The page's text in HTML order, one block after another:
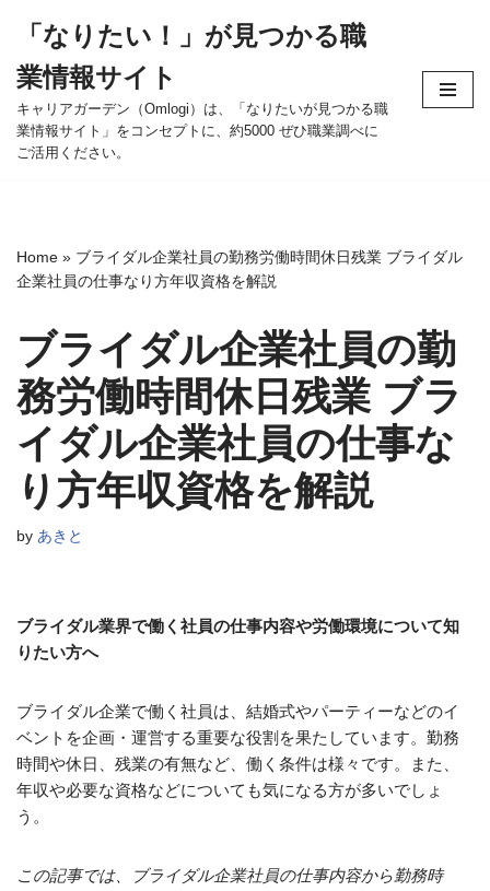
ン
テ
ン
ツ
ッ
「なりたい！」が見つかる職
業情報サイト
キャリアガーデン（Omlogi）は、「なりたいが見つかる職
業情報サイト」をコンセプトに、約5000 ぜひ職業調べに
ご活用ください。
Home » ブライダル企業社員の勤務労働時間休日残業 ブライダル
企業社員の仕事なり方年収資格を解説
ブライダル企業社員の勤
務労働時間休日残業 ブラ
イダル企業社員の仕事な
り方年収資格を解説
by あきと
ブライダル業界で働く社員の仕事内容や労働環境について知
りたい方へ
ブライダル企業で働く社員は、結婚式やパーティーなどのイ
ベントを企画・運営する重要な役割を果たしています。勤務
時間や休日、残業の有無など、働く条件は様々です。また、
年収や必要な資格などについても気になる方が多いでしょ
う。
この記事では、ブライダル企業社員の仕事内容から勤務時